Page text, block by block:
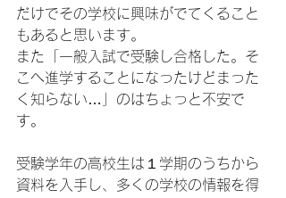
だけでその学校に興味がでてくること
もあると思います。
また「一般入試で受験し合格した。そ
こへ進学することになったけどまった
く知らない…」のはちょっと不安で
す。
受験学年の高校生は１学期のうちから
資料を入手し、多くの学校の情報を得